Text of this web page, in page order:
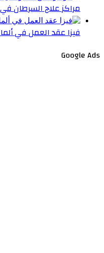
مراكز علاج السرطان في
فيزا عقد العمل في
Google Ads